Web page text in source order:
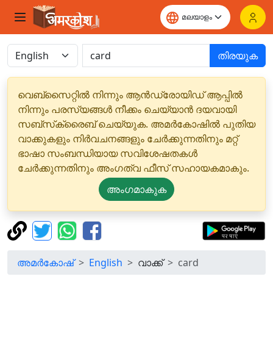
തിരയുക
വെബ്‌സൈറ്റിൽ നിന്നും ആൻഡ്രോയിഡ് ആപ്പിൽ
നിന്നും പരസ്യങ്ങൾ നീക്കം ചെയ്യാൻ ദയവായി
സബ്‌സ്‌ക്രൈബ് ചെയ്യുക. അമർകോഷിൽ പുതിയ
വാക്കുകളും നിർവചനങ്ങളും ചേർക്കുന്നതിനും മറ്റ്
ഭാഷാ സംബന്ധിയായ സവിശേഷതകൾ
ചേർക്കുന്നതിനും അംഗത്വ ഫീസ് സഹായകമാകും.
അംഗമാകുക
അമർകോഷ് English വാക്ക് card